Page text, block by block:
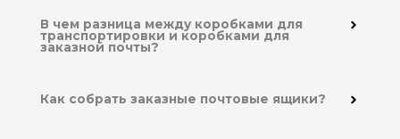
В чем разница между коробками для
транспортировки и коробками для
заказной почты?
Как собрать заказные почтовые ящики?